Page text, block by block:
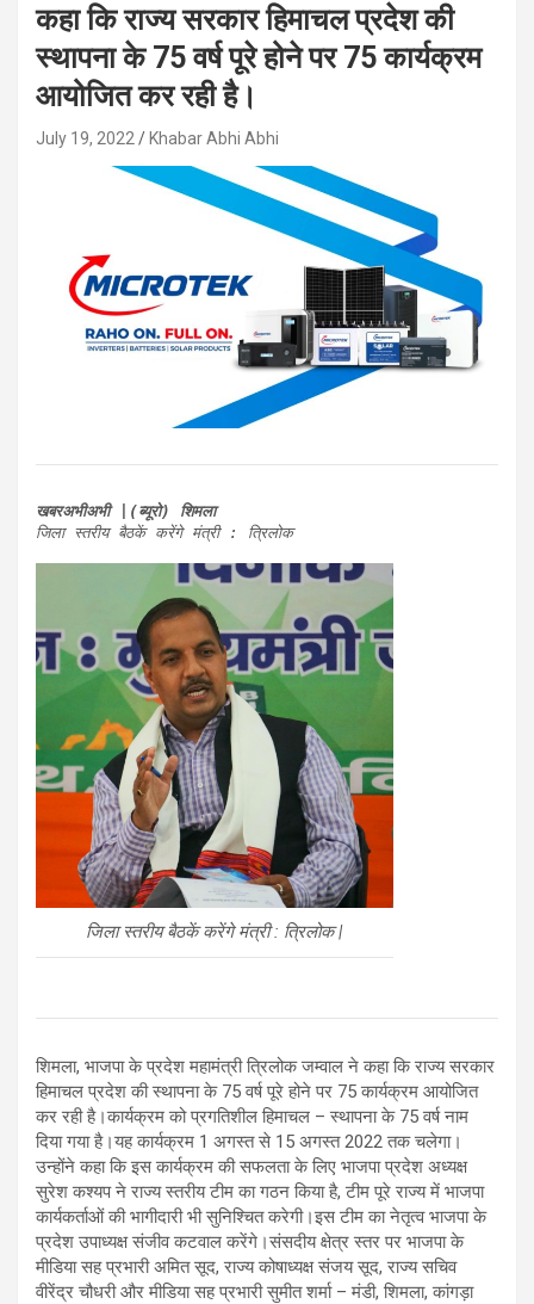
कहा कि राज्य सरकार हिमाचल प्रदेश की
स्थापना के 75 वर्ष पूरे होने पर 75 कार्यक्रम
आयोजित कर रही है।
July 19, 2022 Khabar Abhi Abhi
जिला स्तरीय बैठकें करेंगे मंत्री : त्रिलोक |
शिमला, भाजपा के प्रदेश महामंत्री त्रिलोक जम्वाल ने कहा कि राज्य सरकार
हिमाचल प्रदेश की स्थापना के 75 वर्ष पूरे होने पर 75 कार्यक्रम आयोजित
कर रही है।कार्यक्रम को प्रगतिशील हिमाचल – स्थापना के 75 वर्ष नाम
दिया गया है।यह कार्यक्रम 1 अगस्त से 15 अगस्त 2022 तक चलेगा।
उन्होंने कहा कि इस कार्यक्रम की सफलता के लिए भाजपा प्रदेश अध्यक्ष
सुरेश कश्यप ने राज्य स्तरीय टीम का गठन किया है, टीम पूरे राज्य में भाजपा
कार्यकर्ताओं की भागीदारी भी सुनिश्चित करेगी।इस टीम का नेतृत्व भाजपा के
प्रदेश उपाध्यक्ष संजीव कटवाल करेंगे।संसदीय क्षेत्र स्तर पर भाजपा के
मीडिया सह प्रभारी अमित सूद, राज्य कोषाध्यक्ष संजय सूद, राज्य सचिव
वीरेंद्र चौधरी और मीडिया सह प्रभारी सुमीत शर्मा – मंडी, शिमला, कांगड़ा